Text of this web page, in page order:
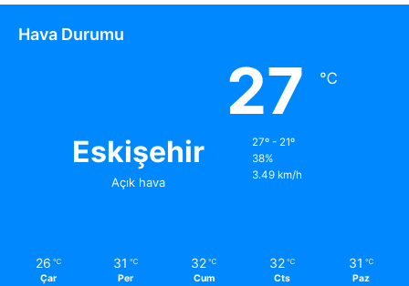
Hava Durumu
Eskişehir
Açık hava
27 ℃
27º - 21º
38%
3.49 km/h
26 ℃
Çar
31 ℃
Per
32 ℃
Cum
32 ℃
Cts
31 ℃
Paz